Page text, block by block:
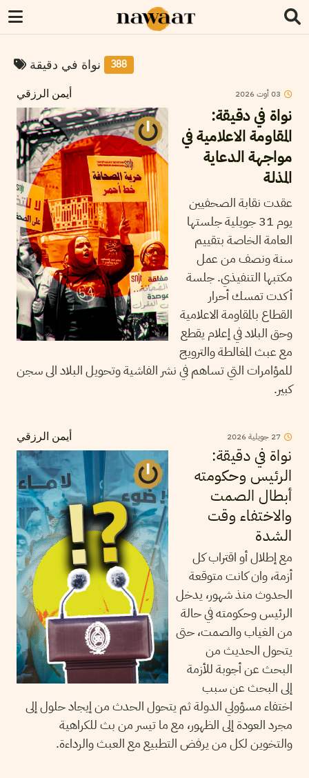
388
أيمن الرزقي 03أوت2026
نواة في دقيقة:
المقاومة الاعلامية في
مواجهة الدعاية
المذلة
عقدت نقابة الصحفيين
يوم 31 جويلية جلستها
العامة الخاصة بتقييم
سنة ونصف من عمل
مكتبها التنفيذي. جلسة
أكدت تمسك أحرار
القطاع بالمقاومة الاعلامية
وحق البلاد في إعلام يقطع
مع عبث المغالطة والترويج
للمؤامرات التي تساهم في نشر الفاشية وتحويل البلاد الى سجن
كبير.
أيمن الرزقي 27 جويلية2026
نواة في دقيقة:
الرئيس وحكومته
أبطال الصمت
والاختفاء وقت
الشدة
مع إطلال أو اقتراب كل
أزمة، وان كانت متوقعة
الحدوث منذ شهور، يدخل
الرئيس وحكومته في حالة
من الغياب والصمت، حتى
يتحول الحديث من
البحث عن أجوبة للأزمة
إلى البحث عن سبب
اختفاء مسؤولي الدولة ثم يتحول الحدث من إيجاد حلول إلى
مجرد العودة إلى الظهور، مع ما تيسر من بث للكراهية
والتخوين لكل من يرفض التطبيع مع العبث والرداءة.